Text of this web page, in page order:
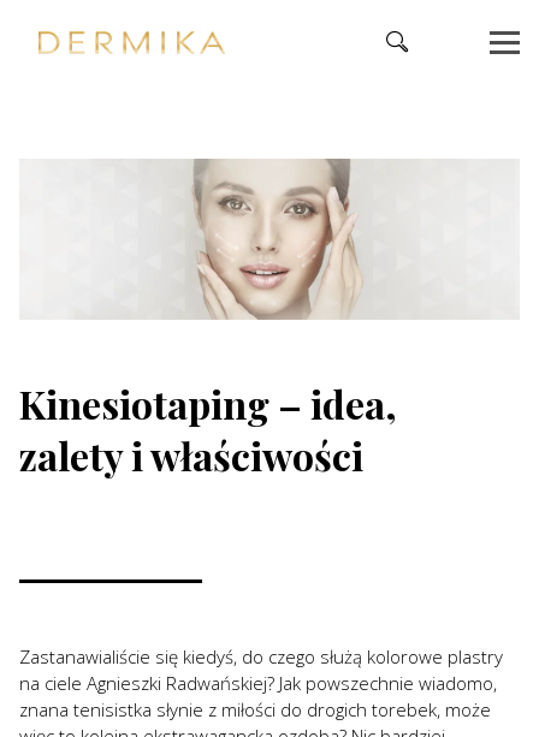
Kinesiotaping – idea,
zalety i właściwości
Zastanawialiście się kiedyś, do czego służą kolorowe plastry
na ciele Agnieszki Radwańskiej? Jak powszechnie wiadomo,
znana tenisistka słynie z miłości do drogich torebek, może